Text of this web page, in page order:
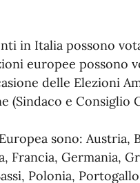
in Italia possono
europee possono
delle Elezioni
e Consiglio
sono: Austria,
Francia, Germania,
Polonia,